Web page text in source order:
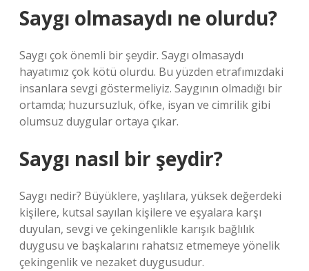
Saygı olmasaydı ne olurdu?
Saygı çok önemli bir şeydir. Saygı olmasaydı
hayatımız çok kötü olurdu. Bu yüzden etrafımızdaki
insanlara sevgi göstermeliyiz. Saygının olmadığı bir
ortamda; huzursuzluk, öfke, isyan ve cimrilik gibi
olumsuz duygular ortaya çıkar.
Saygı nasıl bir şeydir?
Saygı nedir? Büyüklere, yaşlılara, yüksek değerdeki
kişilere, kutsal sayılan kişilere ve eşyalara karşı
duyulan, sevgi ve çekingenlikle karışık bağlılık
duygusu ve başkalarını rahatsız etmemeye yönelik
çekingenlik ve nezaket duygusudur.